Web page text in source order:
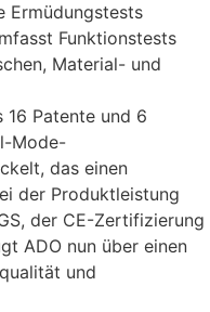
Ermüdungstests
Funktionstests
Material- und
Patente und 6
Mode-
das einen
der Produktleistung
der CE-Zertifizierung
ADO nun über einen
und